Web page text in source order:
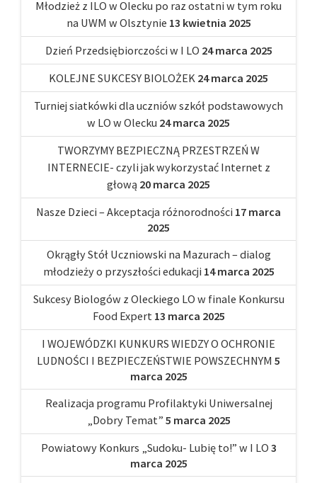
Młodzież z ILO w Olecku po raz ostatni w tym roku
na UWM w Olsztynie 13 kwietnia 2025
Dzień Przedsiębiorczości w I LO 24 marca 2025
KOLEJNE SUKCESY BIOLOŻEK 24 marca 2025
Turniej siatkówki dla uczniów szkół podstawowych
w LO w Olecku 24 marca 2025
TWORZYMY BEZPIECZNĄ PRZESTRZEŃ W
INTERNECIE- czyli jak wykorzystać Internet z
głową 20 marca 2025
Nasze Dzieci – Akceptacja różnorodności 17 marca
2025
Okrągły Stół Uczniowski na Mazurach – dialog
młodzieży o przyszłości edukacji 14 marca 2025
Sukcesy Biologów z Oleckiego LO w finale Konkursu
Food Expert 13 marca 2025
I WOJEWÓDZKI KUNKURS WIEDZY O OCHRONIE
LUDNOŚCI I BEZPIECZEŃSTWIE POWSZECHNYM 5
marca 2025
Realizacja programu Profilaktyki Uniwersalnej
„Dobry Temat” 5 marca 2025
Powiatowy Konkurs „Sudoku- Lubię to!” w I LO 3
marca 2025